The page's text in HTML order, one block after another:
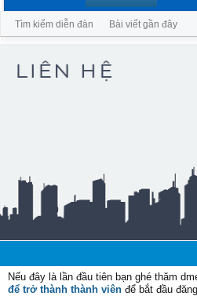
Nếu đây là lần đầu tiên bạn ghé thăm
để trở thành thành viên để bắt đầu
Tìm kiếm diễn đàn Bài viết gần đây